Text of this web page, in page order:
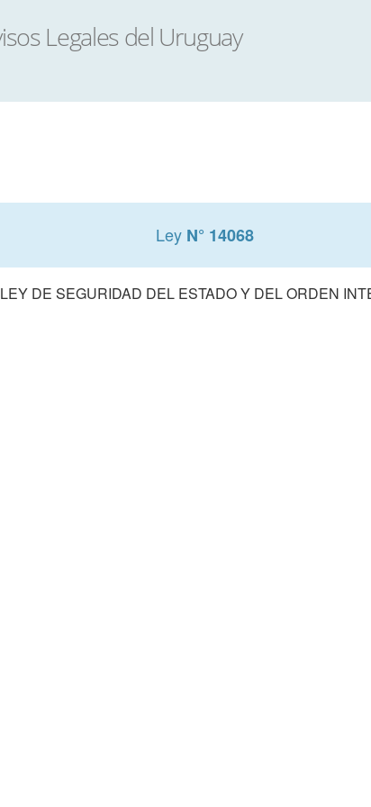
Ley N° 14068
LEY DE SEGURIDAD DEL ESTADO Y DEL ORDEN